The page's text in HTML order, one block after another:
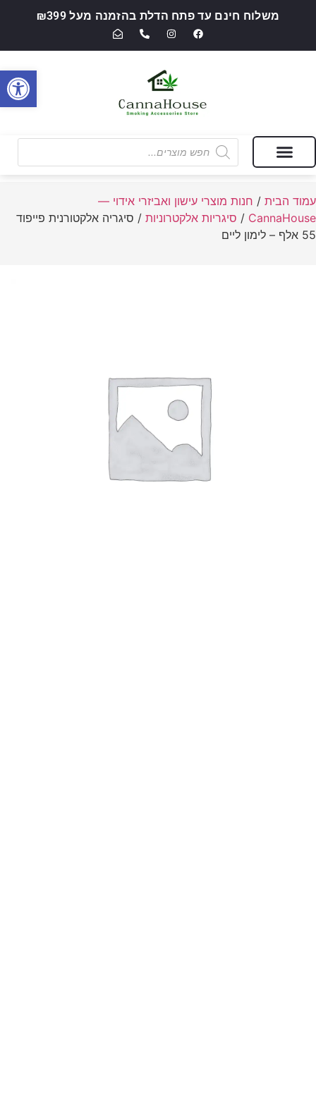
משלוח חינם עד פתח הדלת בהזמנה מעל ₪399
עמוד הבית / חנות מוצרי עישון ואביזרי אידוי —
CannaHouse
/ סיגריות אלקטרוניות / סיגריה אלקטורנית פייפוד
55 אלף – לימון ליים
פתח